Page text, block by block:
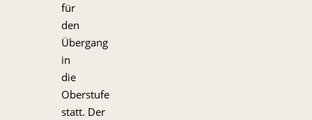
für
den
Übergang
in
die
Oberstufe
statt. Der